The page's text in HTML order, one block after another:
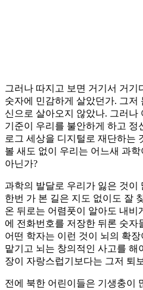
그러나 따지고 보면 거기서 거기
숫자에 민감하게 살았던가. 그저
신으로 살아오지 않았나. 그러나
기준이 우리를 불안하게 하고
로그 세상을 디지털로 재단하는
볼 새도 없이 우리는 어느새 과
아닌가?
과학의 발달로 우리가 잃은 것이
한번 가 본 길은 지도 없이도 잘
온 뒤로는 어렴풋이 알아도 내비
에 전화번호를 저장한 뒤론 숫자
어떤 학자는 이런 것이 뇌의 확
맡기고 뇌는 창의적인 사고를 해
장이 자랑스럽기보다는 그저 퇴
전에 북한 어린이들은 기생충이